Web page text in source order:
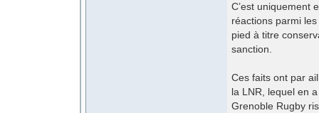
C’est uniquement
réactions parmi
pied à titre
sanction.
Ces faits ont par
la LNR, lequel en
Grenoble Rugby